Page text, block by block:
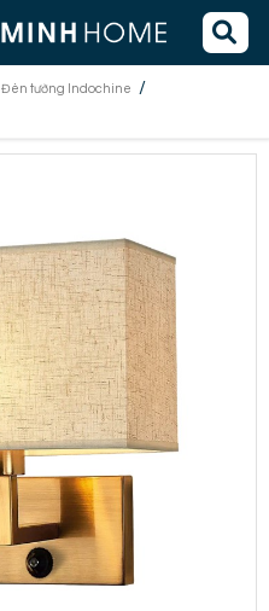
Đèn tường Indochine /